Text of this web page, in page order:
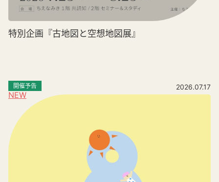
特別企画『古地図と空想地図展』
NEW
開催予告 2026.07.17